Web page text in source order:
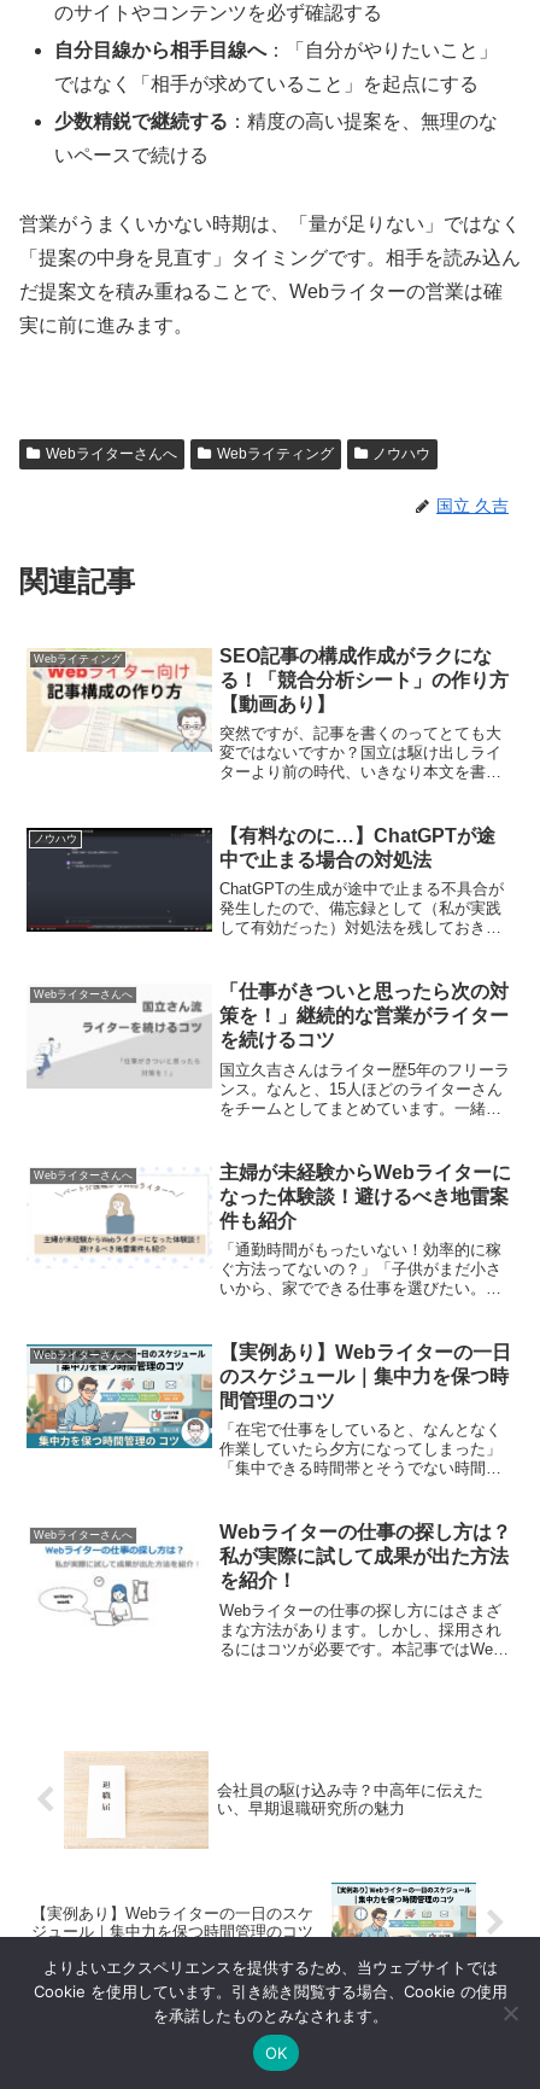
のサイトやコンテンツを必ず確認する
自分目線から相手目線へ：「自分がやりたいこと」
ではなく「相手が求めていること」を起点にする
少数精鋭で継続する ：精度の高い提案を、無理のな
いペースで続ける
営業がうまくいかない時期は、「量が足りない」ではなく
「提案の中身を見直す」タイミングです。相手を読み込ん
だ提案文を積み重ねることで、Webライターの営業は確
実に前に進みます。
Webライターさんへ Webライティング ノウハウ
国立 久吉
関連記事
Webライティング
SEO記事の構成作成がラクにな
る！「競合分析シート」の作り方
【動画あり】
突然ですが、記事を書くのってとても大
変ではないですか？国立は駆け出しライ
ターより前の時代、いきなり本文を書き
りがたいことにWebライターをはじめ、
Web記事の編集やコン...
ノウハウ
【有料なのに…】ChatGPTが途
中で止まる場合の対処法
ChatGPTの生成が途中で止まる不具合が
発生したので、備忘録として（私が実践
して有効だった）対処法を残しておきま
(adsbygoogle = window.adsbyg...
Webライターさんへ
「仕事がきついと思ったら次の対
策を！」継続的な営業がライター
を続けるコツ
国立久吉さんはライター歴5年のフリーラ
ンス。なんと、15人ほどのライターさん
をチームとしてまとめています。一緒に
しかない先輩です。ライターとして記事
を納品するとフィード...
Webライターさんへ
主婦が未経験からWebライターに
なった体験談！避けるべき地雷案
件も紹介
「通勤時間がもったいない！効率的に稼
ぐ方法ってないの？」「子供がまだ小さ
いから、家でできる仕事を選びたい。」
事を探されているママさんたちも、家事
や育児と両立しやすい仕事を...
Webライターさんへ
【実例あり】Webライターの一日
のスケジュール｜集中力を保つ時
間管理のコツ
「在宅で仕事をしていると、なんとなく
作業していたら夕方になってしまった」
「集中できる時間帯とそうでない時間帯
ランスのWebライターは、時間の使い方
を自分で決められる自由...
Webライターさんへ
Webライターの仕事の探し方は？
私が実際に試して成果が出た方法
を紹介！
Webライターの仕事の探し方にはさまざ
まな方法があります。しかし、採用され
るにはコツが必要です。本記事ではWeb
会社員の駆け込み寺？中高年に伝えた
い、早期退職研究所の魅力
【実例あり】Webライターの一日のスケ
ジュール｜集中力を保つ時間管理のコツ
ノウハウ Webライターさんへ
検索
よりよいエクスペリエンスを提供するため、当ウェブサイトでは
Cookie を使用しています。引き続き閲覧する場合、Cookie の使用
を承諾したものとみなされます。
OK